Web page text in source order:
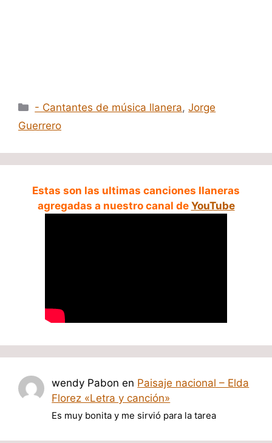
Categorías
- Cantantes de música llanera,Jorge
Guerrero
Estas son las ultimas canciones llaneras
agregadas a nuestro canal de YouTube
wendy Pabon en Paisaje nacional – Elda
Florez «Letra y canción»
Es muy bonita y me sirvió para la tarea